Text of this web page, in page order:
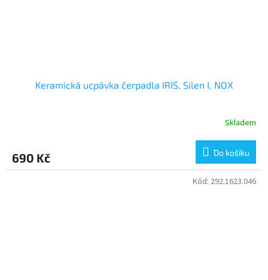
Keramická ucpávka čerpadla IRIS, Silen I, NOX
Skladem
690 Kč Do košíku
Kód: 292.1623.046